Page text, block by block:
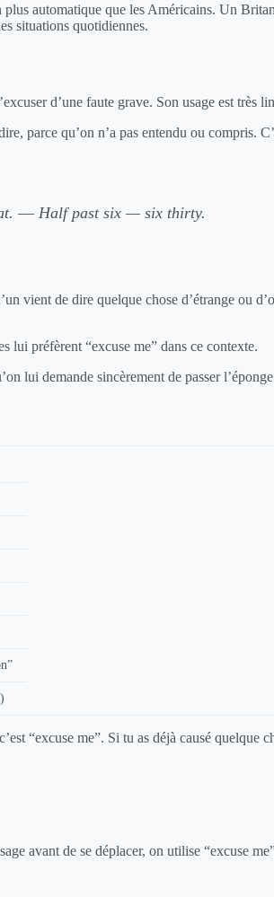
automatique que les Américains. Un
situations quotidiennes.
d’une faute grave. Son usage est très
parce qu’on n’a pas entendu ou compris.
— Half past six — six thirty.
vient de dire quelque chose d’étrange ou
lui préfèrent “excuse me” dans ce contexte.
lui demande sincèrement de passer
“excuse me”. Si tu as déjà causé
avant de se déplacer, on utilise “excuse